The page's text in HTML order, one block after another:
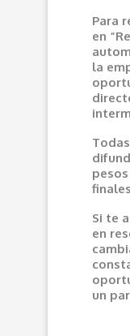
Para
en
la
Si te
en
un